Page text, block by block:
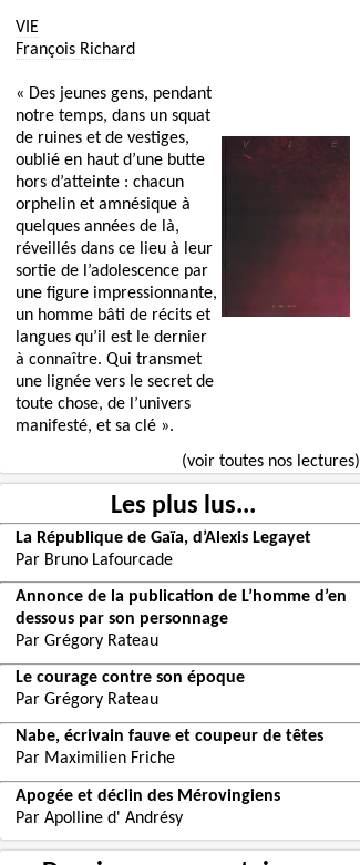
VIE
François Richard
« Des jeunes gens, pendant
notre temps, dans un squat
de ruines et de vestiges,
oublié en haut d’une butte
hors d’atteinte : chacun
orphelin et amnésique à
quelques années de là,
réveillés dans ce lieu à leur
sortie de l’adolescence par
une figure impressionnante,
un homme bâti de récits et
langues qu’il est le dernier
à connaître. Qui transmet
une lignée vers le secret de
toute chose, de l’univers
manifesté, et sa clé ».
(voir toutes nos lectures)
Les plus lus...
La République de Gaïa, d’Alexis Legayet
Par Bruno Lafourcade
Annonce de la publication de L’homme d’en
dessous par son personnage
Par Grégory Rateau
Le courage contre son époque
Par Grégory Rateau
Nabe, écrivain fauve et coupeur de têtes
Par Maximilien Friche
Apogée et déclin des Mérovingiens
Par Apolline d' Andrésy